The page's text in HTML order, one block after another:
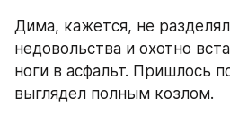
Дима, кажется, не
недовольства и охотно
ноги в асфальт. Пришлось
выглядел полным козлом.